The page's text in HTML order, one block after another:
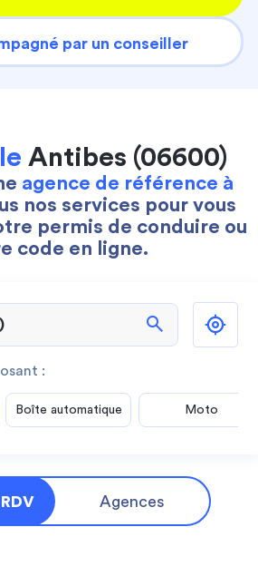
par un conseiller
Antibes (06600)
agence de référence à
nos services pour vous
permis de conduire ou
code en ligne.
search
:
Boîte automatique Moto
Agences